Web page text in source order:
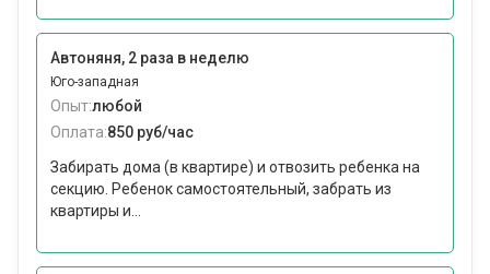
Автоняня, 2 раза в неделю
Юго-западная
Опыт:любой
Оплата:850 руб/час
Забирать дома (в квартире) и отвозить ребенка на
секцию. Ребенок самостоятельный, забрать из
квартиры и...